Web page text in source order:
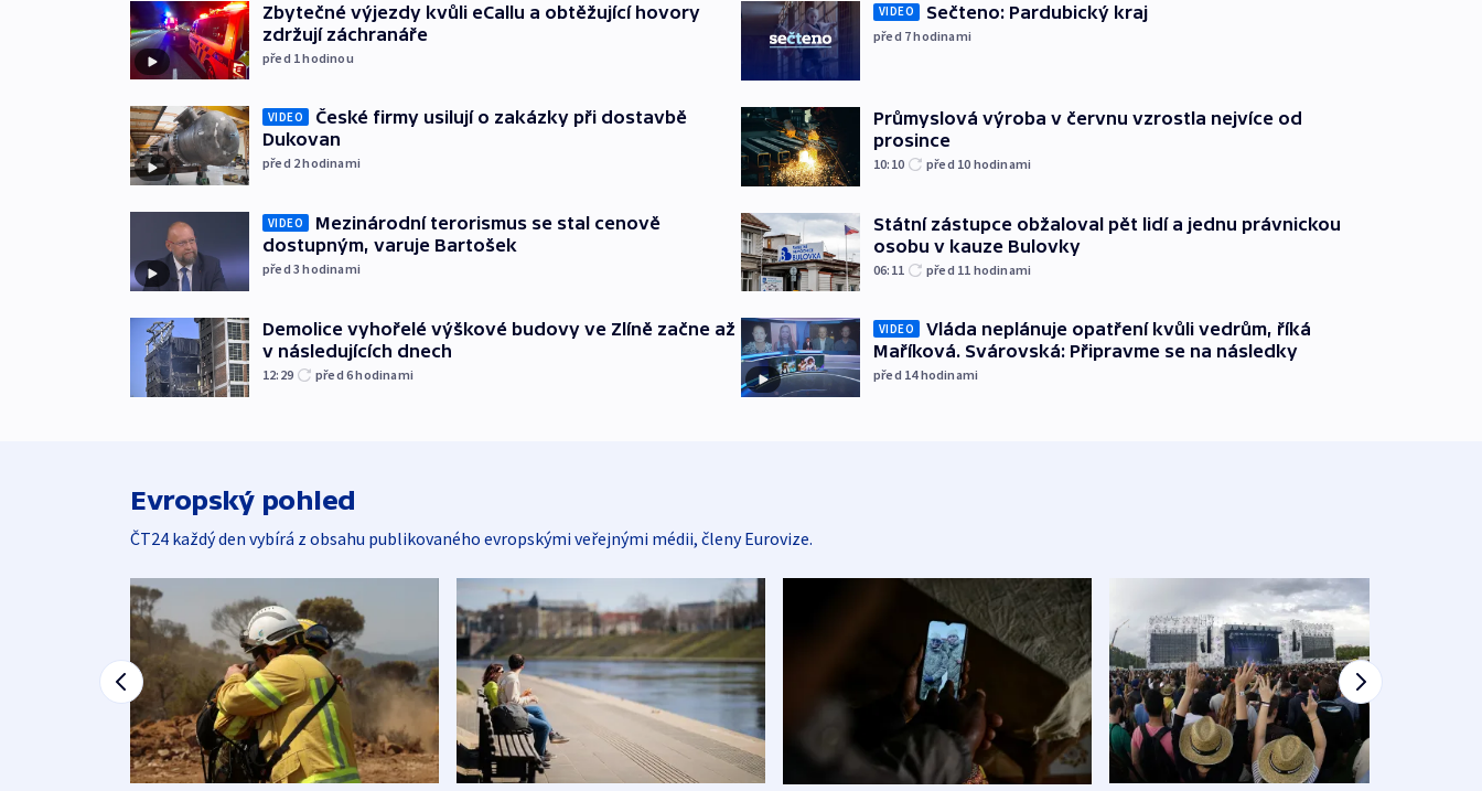
Zbytečné výjezdy kvůli eCallu a obtěžující hovory
zdržují záchranáře
před 1hodinou
VIDEO
České firmy usilují o zakázky při dostavbě
Dukovan
před 2hodinami
VIDEO
Mezinárodní terorismus se stal cenově
dostupným, varuje Bartošek
před 3hodinami
Demolice vyhořelé výškové budovy ve Zlíně začne až
v následujících dnech
12:29 před 6hodinami
VIDEO Sečteno: Pardubický kraj
před 7hodinami
Průmyslová výroba v červnu vzrostla nejvíce od
prosince
10:10 před 10 hodinami
Státní zástupce obžaloval pět lidí a jednu právnickou
osobu v kauze Bulovky
06:11 před 11 hodinami
VIDEO
Vláda neplánuje opatření kvůli vedrům, říká
Maříková. Svárovská: Připravme se na následky
před 14hodinami
Evropský pohled
ČT24 každý den vybírá z obsahu publikovaného evropskými veřejnými médii, členy Eurovize.